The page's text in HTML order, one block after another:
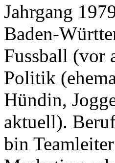
Jahrgang
Baden-
Fussball (vor
Politik
Hündin,
aktuell).
bin